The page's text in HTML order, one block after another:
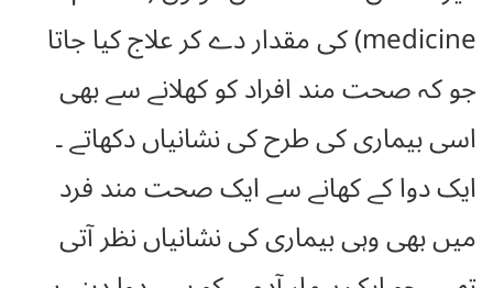
medicine) کی مقدار دے کر علاج کیا جاتا
جو کہ صحت مند افراد کو کھلانے سے بھی
اسی بیماری کی طرح کی نشانیاں دکھاتے ۔
ایک دوا کے کھانے سے ایک صحت مند فرد
میں بھی وہی بیماری کی نشانیاں نظر آتی